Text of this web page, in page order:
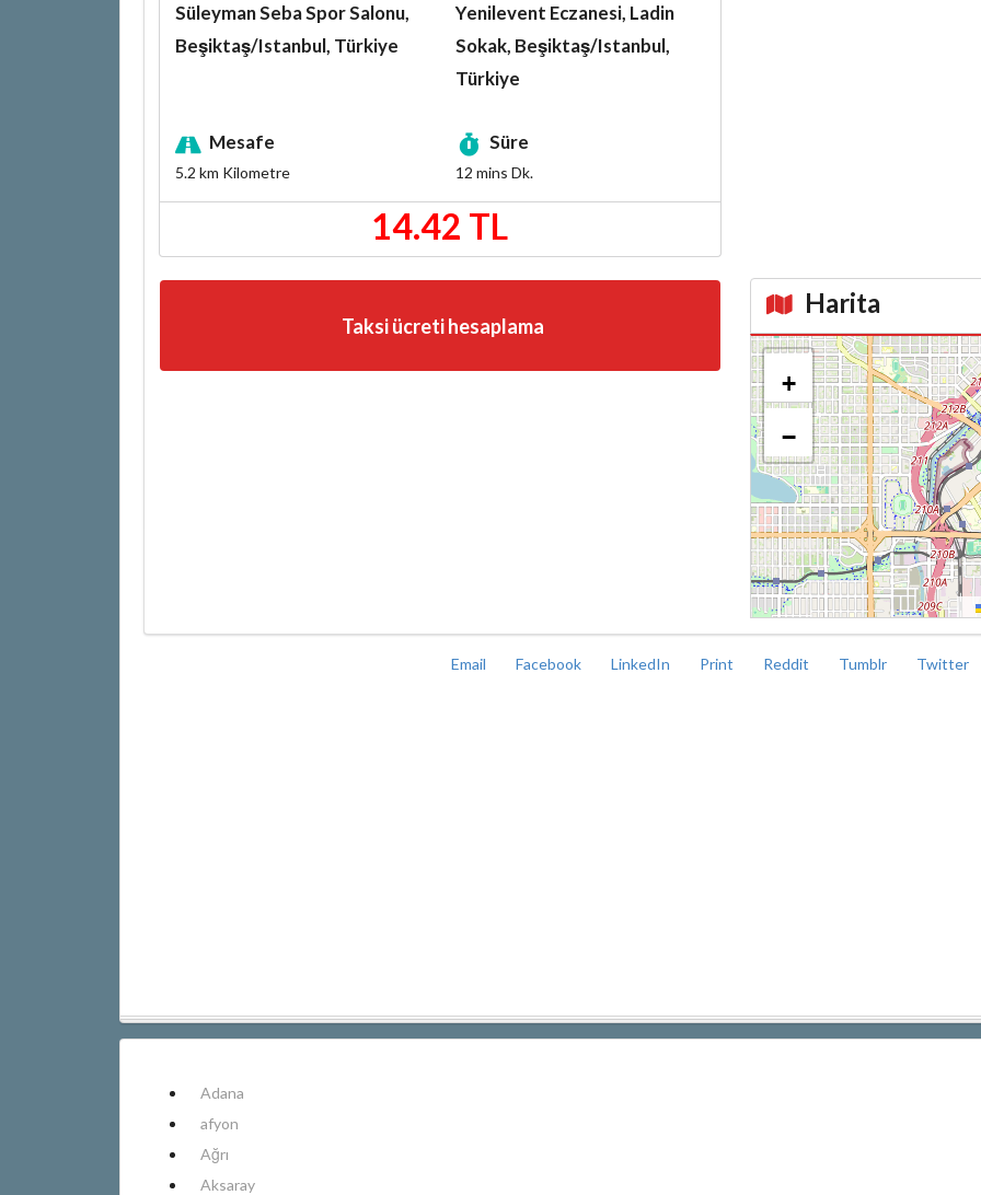
Süleyman Seba Spor Salonu,
Beşiktaş/Istanbul, Türkiye
Yenilevent Eczanesi, Ladin
Sokak, Beşiktaş/Istanbul,
Türkiye
Mesafe
5.2 km Kilometre
Süre
12 mins Dk.
14.42 TL
Taksi ücreti hesaplama
Harita
+
−
Email Facebook LinkedIn Print Reddit Tumblr Twitter
Adana
afyon
Ağrı
Aksaray